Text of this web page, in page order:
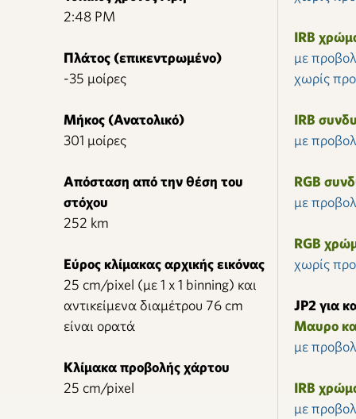
2:48 PM
Πλάτος (επικεντρωμένο)
-35 μοίρες
Μήκος (Ανατολικό)
301 μοίρες
Απόσταση από την θέση του
στόχου
252 km
Εύρος κλίμακας αρχικής εικόνας
25 cm/pixel (με 1 x 1 binning) και
αντικείμενα διαμέτρου 76 cm
είναι ορατά
Κλίμακα προβολής χάρτου
25 cm/pixel
IRB
με
χωρίς
IRB
με
RGB
με
RGB
χωρίς
JP2 για
Μαυρο
με
IRB
με